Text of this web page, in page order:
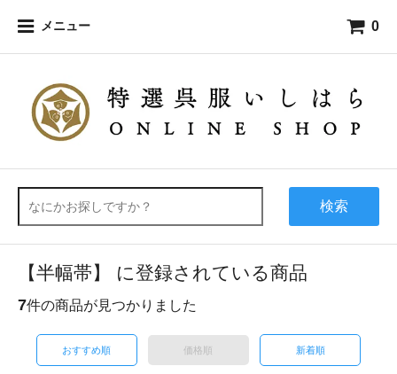
メニュー 0
検索
【半幅帯】 に登録されている商品
7件の商品が見つかりました
おすすめ順 価格順 新着順